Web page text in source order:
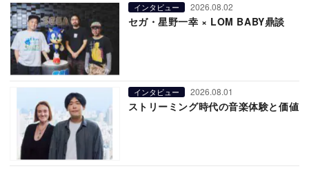
インタビュー 2026.08.02
セガ・星野一幸 × LOM BABY鼎談
インタビュー 2026.08.01
ストリーミング時代の音楽体験と価値